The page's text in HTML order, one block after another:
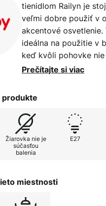
tienidlom Railyn je
veľmi dobre použiť v
akcentové
ideálna na použitie v
keď kvôli pohovke
tomuto dizajnu
presne tak, ako by
vzhľadom pôsobí
stelesňuje nadčasovú
vlastného výberu,
úsporné LED žiarovky.
Prečítajte si viac
produkte
Žiarovka nie je
súčasťou
balenia
E27
miestnosti